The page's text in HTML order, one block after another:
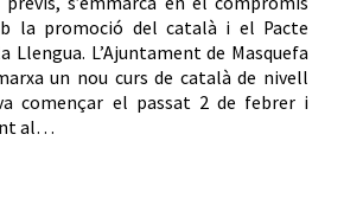
la promoció del català i el Pacte
Llengua. L’Ajuntament de Masquefa
un nou curs de català de nivell
començar el passat 2 de febrer i
al…